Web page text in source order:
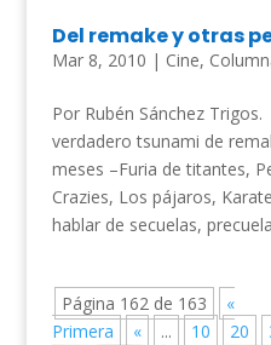
Del remake y otras
Mar 8, 2010 | Cine,
Por Rubén Sánchez
verdadero tsunami de
meses –Furia de titantes,
Crazies, Los pájaros,
hablar de secuelas,
Página 162 de 163
«
Primera
« ... 10 20